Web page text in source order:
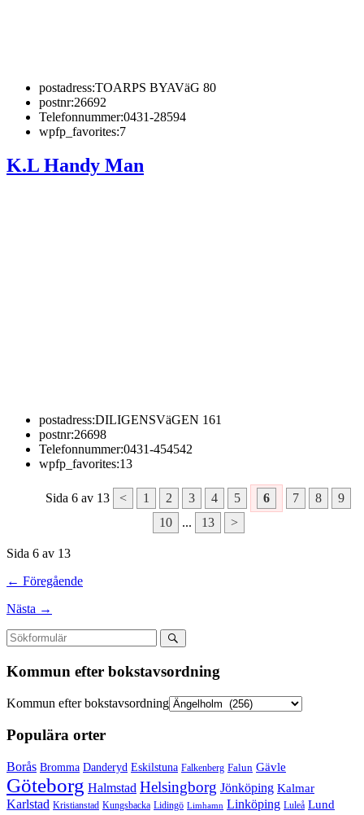
postadress:TOARPS BYAVäG 80
postnr:26692
Telefonnummer:0431-28594
wpfp_favorites:7
K.L Handy Man
postadress:DILIGENSVäGEN 161
postnr:26698
Telefonnummer:0431-454542
wpfp_favorites:13
Sida 6 av 13 < 1 2 3 4 5 6 7 8
9
10
... 13 >
Sida 6 av 13
← Föregående
Nästa →
Kommun efter bokstavsordning
Kommun efter bokstavsordning
Populära orter
Borås Bromma Danderyd Eskilstuna Falkenberg Falun Gävle
Göteborg Halmstad Helsingborg Jönköping Kalmar
Karlstad Kristianstad Kungsbacka Lidingö Limhamn Linköping Luleå Lund